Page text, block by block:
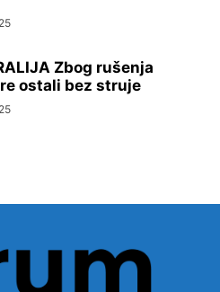
Zbog rušenja
ostali bez struje